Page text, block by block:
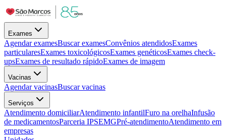
Exames
Agendar examesBuscar examesConvênios atendidosExames
particularesExames toxicológicosExames genéticosExames check-
upsExames de resultado rápidoExames de imagem
Vacinas
Agendar vacinasBuscar vacinas
Serviços
Atendimento domiciliarAtendimento infantilFuro na orelhaInfusão
de medicamentosParceria IPSEMGPré-atendimentoAtendimento em
empresas